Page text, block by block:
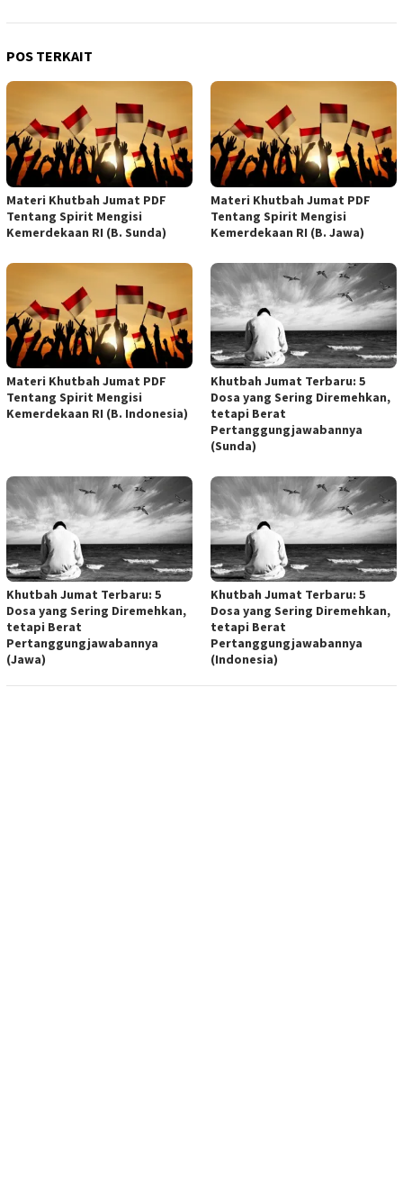
POS TERKAIT
Materi Khutbah Jumat PDF
Tentang Spirit Mengisi
Kemerdekaan RI (B. Sunda)
Materi Khutbah Jumat PDF
Tentang Spirit Mengisi
Kemerdekaan RI (B. Jawa)
Materi Khutbah Jumat PDF
Tentang Spirit Mengisi
Kemerdekaan RI (B. Indonesia)
Khutbah Jumat Terbaru: 5
Dosa yang Sering Diremehkan,
tetapi Berat
Pertanggungjawabannya
(Sunda)
Khutbah Jumat Terbaru: 5
Dosa yang Sering Diremehkan,
tetapi Berat
Pertanggungjawabannya
(Jawa)
Khutbah Jumat Terbaru: 5
Dosa yang Sering Diremehkan,
tetapi Berat
Pertanggungjawabannya
(Indonesia)